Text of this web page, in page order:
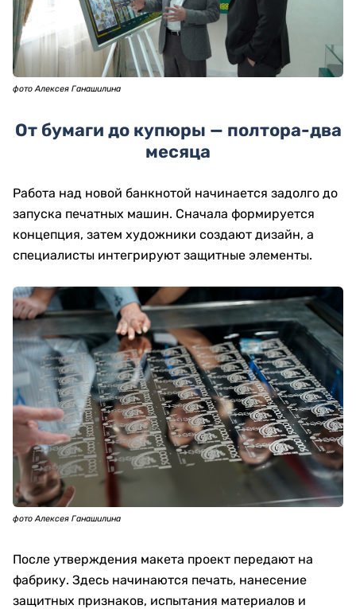
фото Алексея Ганашилина
От бумаги до купюры — полтора-два
месяца
Работа над новой банкнотой начинается задолго до
запуска печатных машин. Сначала формируется
концепция, затем художники создают дизайн, а
специалисты интегрируют защитные элементы.
фото Алексея Ганашилина
После утверждения макета проект передают на
фабрику. Здесь начинаются печать, нанесение
защитных признаков, испытания материалов и